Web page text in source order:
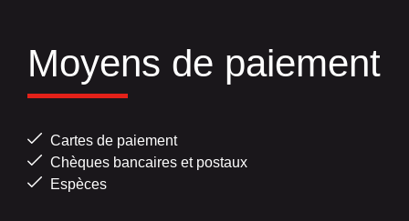
Moyens de paiement
Cartes de paiement
Chèques bancaires et postaux
Espèces